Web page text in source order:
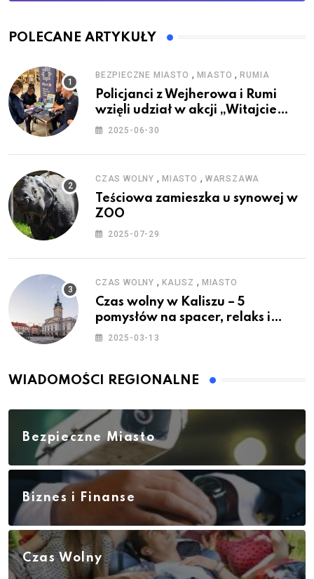
POLECANE ARTYKUŁY
BEZPIECZNE MIASTO , MIASTO ,RUMIA
Policjanci z Wejherowa i Rumi
wzięli udział w akcji „Witajcie
Wakacje”
2025-06-30
CZAS WOLNY , MIASTO , WARSZAWA
Teściowa zamieszka u synowej w
ZOO
2025-07-29
CZAS WOLNY , KALISZ , MIASTO
Czas wolny w Kaliszu – 5
pomysłów na spacer, relaks i
rodzinne atrakcje
2025-03-13
WIADOMOŚCI REGIONALNE
Bezpieczne Miasto
Biznes i Finanse
Czas Wolny